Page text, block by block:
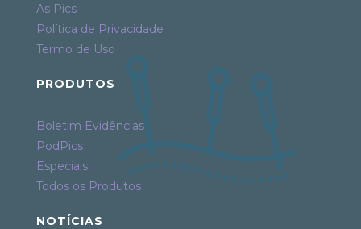
As Pics
Política de Privacidade
Termo de Uso
PRODUTOS
Boletim Evidências
PodPics
Especiais
Todos os Produtos
NOTÍCIAS